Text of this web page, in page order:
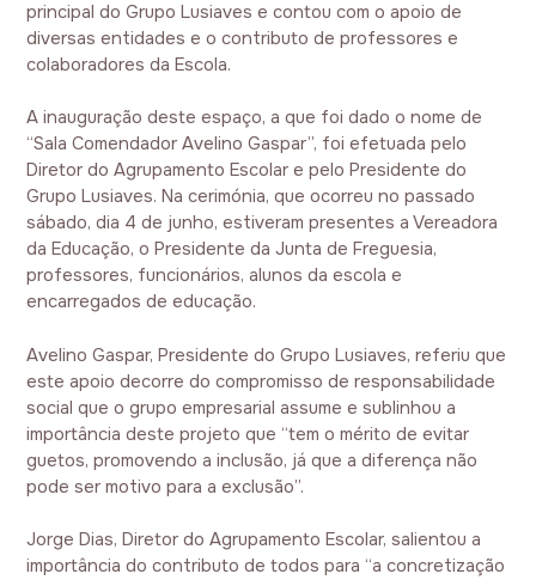
principal do Grupo Lusiaves e contou com o apoio de
diversas entidades e o contributo de professores e
colaboradores da Escola.
A inauguração deste espaço, a que foi dado o nome de
“Sala Comendador Avelino Gaspar”, foi efetuada pelo
Diretor do Agrupamento Escolar e pelo Presidente do
Grupo Lusiaves. Na cerimónia, que ocorreu no passado
sábado, dia 4 de junho, estiveram presentes a Vereadora
da Educação, o Presidente da Junta de Freguesia,
professores, funcionários, alunos da escola e
encarregados de educação.
Avelino Gaspar, Presidente do Grupo Lusiaves, referiu que
este apoio decorre do compromisso de responsabilidade
social que o grupo empresarial assume e sublinhou a
importância deste projeto que “tem o mérito de evitar
guetos, promovendo a inclusão, já que a diferença não
pode ser motivo para a exclusão”.
Jorge Dias, Diretor do Agrupamento Escolar, salientou a
importância do contributo de todos para “a concretização